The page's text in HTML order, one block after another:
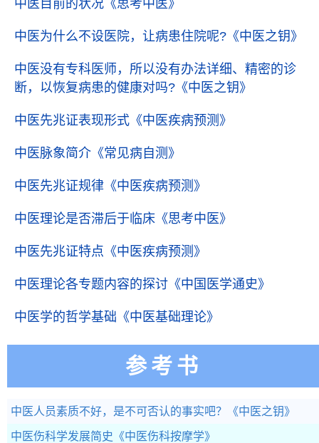
中医目前的状况 《思考中医》
中医为什么不设医院，让病患住院呢? 《中医之钥》
中医没有专科医师，所以没有办法详细、精密的诊
断，以恢复病患的健康对吗? 《中医之钥》
中医先兆证表现形式 《中医疾病预测》
中医脉象简介 《常见病自测》
中医先兆证规律 《中医疾病预测》
中医理论是否滞后于临床 《思考中医》
中医先兆证特点 《中医疾病预测》
中医理论各专题内容的探讨 《中国医学通史》
中医学的哲学基础 《中医基础理论》
参考书
中医人员素质不好，是不可否认的事实吧？ 《中医之钥》
中医伤科学发展简史 《中医伤科按摩学》